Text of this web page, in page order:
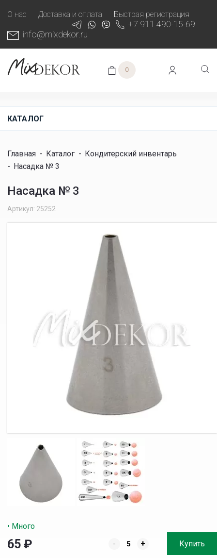
О нас Доставка и оплата Быстрая регистрация
+7 911 490-15-69
info@mixdekor.ru
0
КАТАЛОГ
Главная - Каталог - Кондитерский инвентарь
- Насадка № 3
Насадка № 3
Артикул: 25252
• Много
65 ₽ - + Купить